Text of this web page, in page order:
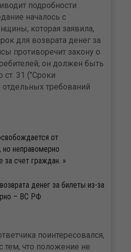
подробности
началось с
которая заявила,
для возврата денег за
противоречит закону о
он должен быть
ст. 31 ("Сроки
требований
от
но неправомерно
за счет граждан.
денег за билеты из-за
– ВС РФ
поинтересовался,
тем, что положение не